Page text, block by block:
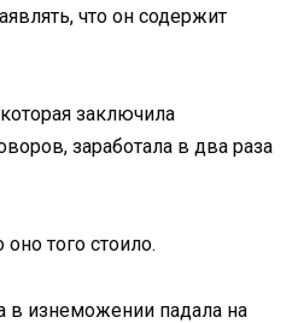
что он содержит
заключила
заработала в два раза
оно того стоило.
в изнеможении падала на